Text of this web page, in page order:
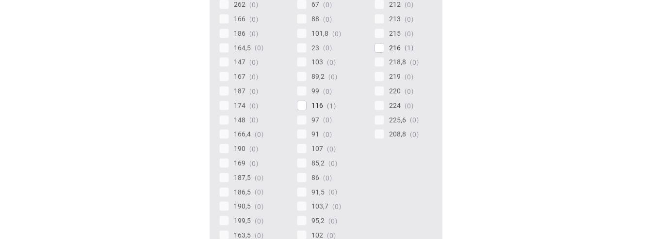
262
0
166
0
186
0
164,5
0
147
0
167
0
187
0
174
0
148
0
166,4
0
190
0
169
0
187,5
0
186,5
0
190,5
0
199,5
0
163,5
0
67
0
88
0
101,8
0
23
0
103
0
89,2
0
99
0
116
1
97
0
91
0
107
0
85,2
0
86
0
91,5
0
103,7
0
95,2
0
102
0
212
0
213
0
215
0
216
1
218,8
0
219
0
220
0
224
0
225,6
0
208,8
0